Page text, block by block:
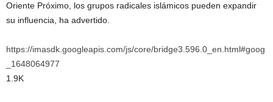
Oriente Próximo, los grupos radicales islámicos pueden expandir
su influencia, ha advertido.
https://imasdk.googleapis.com/js/core/bridge3.596.0_en.html#goog
_1648064977
1.9K